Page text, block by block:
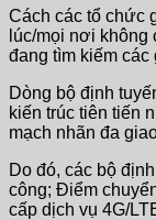
Cách các tổ chức
lúc/mọi nơi
đang tìm kiếm
Dòng bộ định
kiến ​​trúc tiên tiến
mạch nhãn đa
Do đó, các bộ
công; Điểm
cấp dịch vụ 4G/